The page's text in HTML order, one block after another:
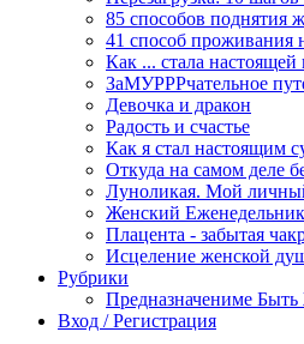
85 способов поднятия
41 способ проживания
Как ... стала настоящей
ЗаМУРРРчательное
Девочка и дракон
Радость и счастье
Как я стал настоящим
Откуда на самом деле
Луноликая. Мой
Женский Еженедельник
Плацента - забытая
Исцеление женской
Рубрики
Предназначениме
Вход / Регистрация